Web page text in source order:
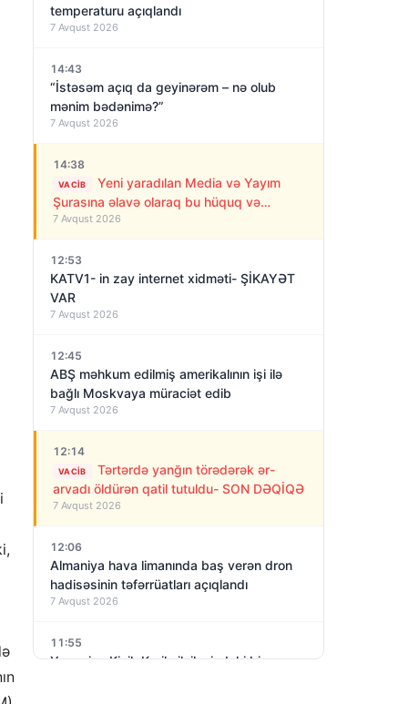
temperaturu açıqlandı
7 Avqust 2026
14:43
“İstəsəm açıq da geyinərəm – nə olub
mənim bədənimə?”
7 Avqust 2026
14:38
VACIB
Yeni yaradılan Media və Yayım
Şurasına əlavə olaraq bu hüquq və
vəzifələr də verilib
7 Avqust 2026
12:53
KATV1- in zay internet xidməti- ŞİKAYƏT
VAR
7 Avqust 2026
12:45
ABŞ məhkum edilmiş amerikalının işi ilə
bağlı Moskvaya müraciət edib
7 Avqust 2026
12:14
VACIB
Tərtərdə yanğın törədərək ər-
arvadı öldürən qatil tutuldu- SON DƏQİQƏ
7 Avqust 2026
12:06
Almaniya hava limanında baş verən dron
hadisəsinin təfərrüatları açıqlandı
7 Avqust 2026
11:55
Yaponiya Kiçik Kuril silsiləsindəki bir